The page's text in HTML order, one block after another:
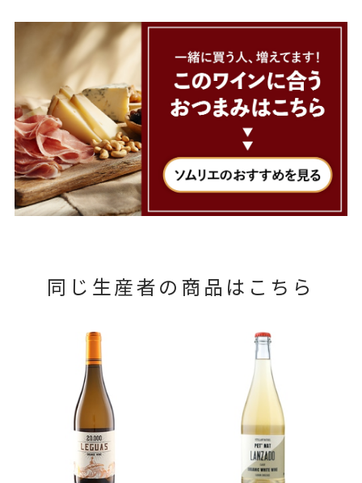
同じ生産者の商品はこちら